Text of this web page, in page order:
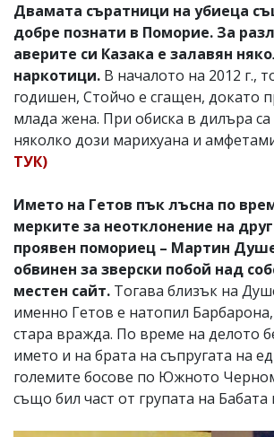
Двамата съратници на убиеца
добре познати в Поморие. За
аверите си Казака е залавян
наркотици. В началото на 2012 г.,
годишен, Стойчо е сгащен, докато
млада жена. При обиска в дилъра
няколко дози марихуана и
ТУК)
Името на Гетов пък лъсна по
мерките за неотклонение на
проявен помориец – Мартин
обвинен за зверски побой над
местен сайт. Тогава близък на
именно Гетов е натопил
стара вражда. По време на делото
името и на брата на съпругата на
големите босове по Южното
също бил част от групата на Бабата